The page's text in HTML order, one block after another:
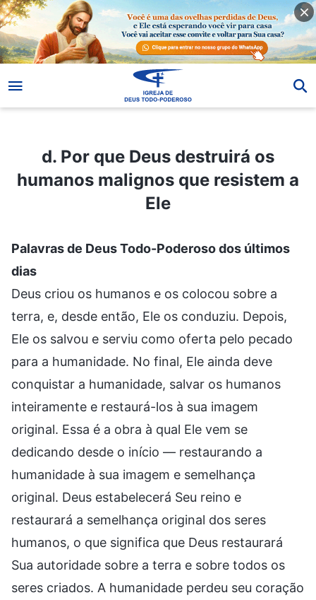
d. Por que Deus destruirá os
humanos malignos que resistem a
Ele
Palavras de Deus Todo-Poderoso dos últimos
dias
Deus criou os humanos e os colocou sobre a
terra, e, desde então, Ele os conduziu. Depois,
Ele os salvou e serviu como oferta pelo pecado
para a humanidade. No final, Ele ainda deve
conquistar a humanidade, salvar os humanos
inteiramente e restaurá-los à sua imagem
original. Essa é a obra à qual Ele vem se
dedicando desde o início — restaurando a
humanidade à sua imagem e semelhança
original. Deus estabelecerá Seu reino e
restaurará a semelhança original dos seres
humanos, o que significa que Deus restaurará
Sua autoridade sobre a terra e sobre todos os
seres criados. A humanidade perdeu seu coração